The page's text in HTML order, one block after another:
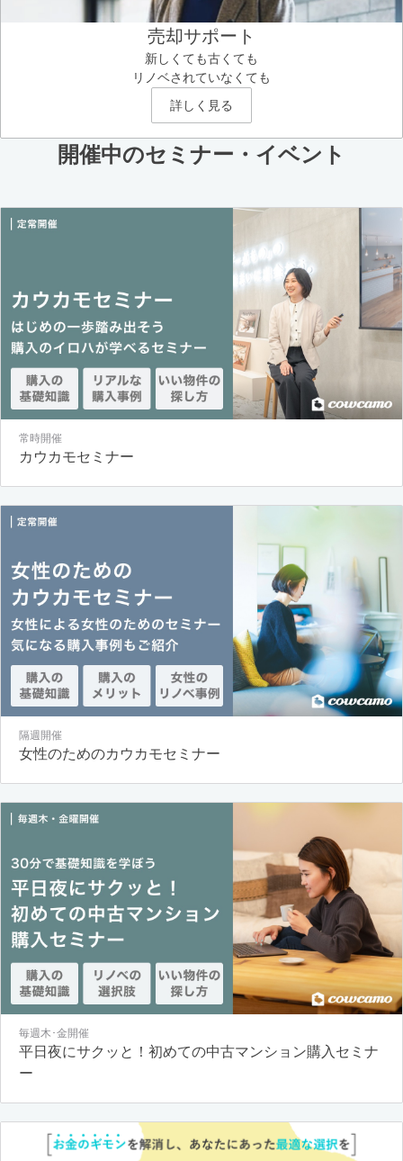
売却サポート
新しくても古くても
リノベされていなくても
詳しく見る
開催中のセミナー・イベント
常時開催
カウカモセミナー
隔週開催
女性のためのカウカモセミナー
毎週木･金開催
平日夜にサクッと！初めての中古マンション購入セミナ
ー